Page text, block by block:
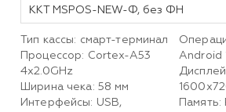
ККТ MSPOS-NEW-Ф, без ФН
Тип кассы: смарт-терминал
Процессор: Cortex-A53
4x2.0GHz
Ширина чека: 58 мм
Интерфейсы: USB,
Android